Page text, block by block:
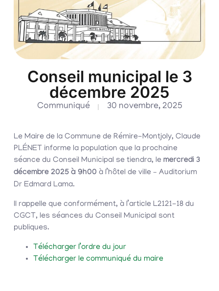
Conseil municipal le 3
décembre 2025
Communiqué 30 novembre, 2025
Le Maire de la Commune de Rémire-Montjoly, Claude
PLÉNET informe la population que la prochaine
séance du Conseil Municipal se tiendra, le mercredi 3
décembre 2025 à 9h00 à l’hôtel de ville – Auditorium
Dr Edmard Lama.
Il rappelle que conformément, à l’article L2121-18 du
CGCT, les séances du Conseil Municipal sont
publiques.
Télécharger l’ordre du jour
Télécharger le communiqué du maire